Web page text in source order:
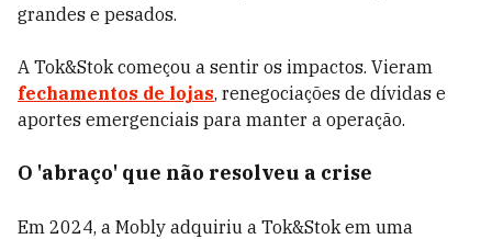
grandes e pesados.
A Tok&Stok começou a sentir os impactos. Vieram
fechamentos de lojas, renegociações de dívidas e
aportes emergenciais para manter a operação.
O 'abraço' que não resolveu a crise
Em 2024, a Mobly adquiriu a Tok&Stok em uma